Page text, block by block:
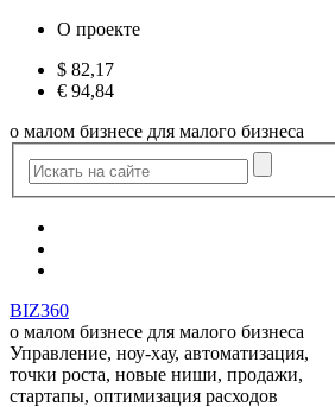
О проекте
$ 82,17
€ 94,84
о малом бизнесе для малого бизнеса
BIZ360
о малом бизнесе для малого бизнеса
Управление, ноу-хау, автоматизация,
точки роста, новые ниши, продажи,
стартапы, оптимизация расходов